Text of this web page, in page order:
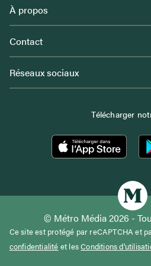
À propos
Contact
Réseaux sociaux
Télécharger
© Métro Média 2026 -
Ce site est protégé par reCAPTCHA et
confidentialité et lesConditions